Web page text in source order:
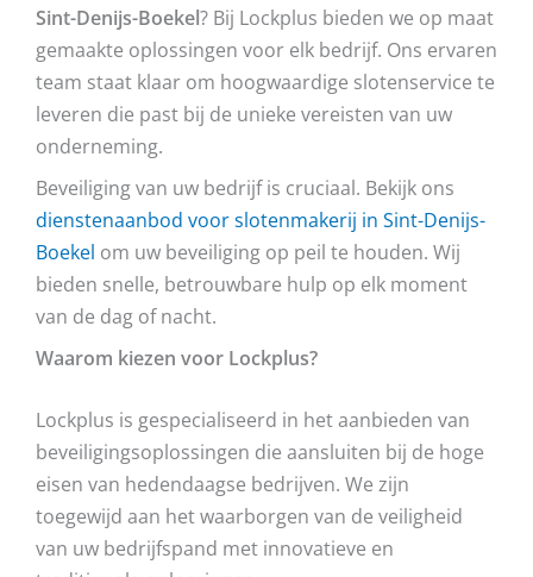
Sint-Denijs-Boekel? Bij Lockplus bieden we op maat
gemaakte oplossingen voor elk bedrijf. Ons ervaren
team staat klaar om hoogwaardige slotenservice te
leveren die past bij de unieke vereisten van uw
onderneming.
Beveiliging van uw bedrijf is cruciaal. Bekijk ons
dienstenaanbod voor slotenmakerij in Sint-Denijs-
Boekel om uw beveiliging op peil te houden. Wij
bieden snelle, betrouwbare hulp op elk moment
van de dag of nacht.
Waarom kiezen voor Lockplus?
Lockplus is gespecialiseerd in het aanbieden van
beveiligingsoplossingen die aansluiten bij de hoge
eisen van hedendaagse bedrijven. We zijn
toegewijd aan het waarborgen van de veiligheid
van uw bedrijfspand met innovatieve en